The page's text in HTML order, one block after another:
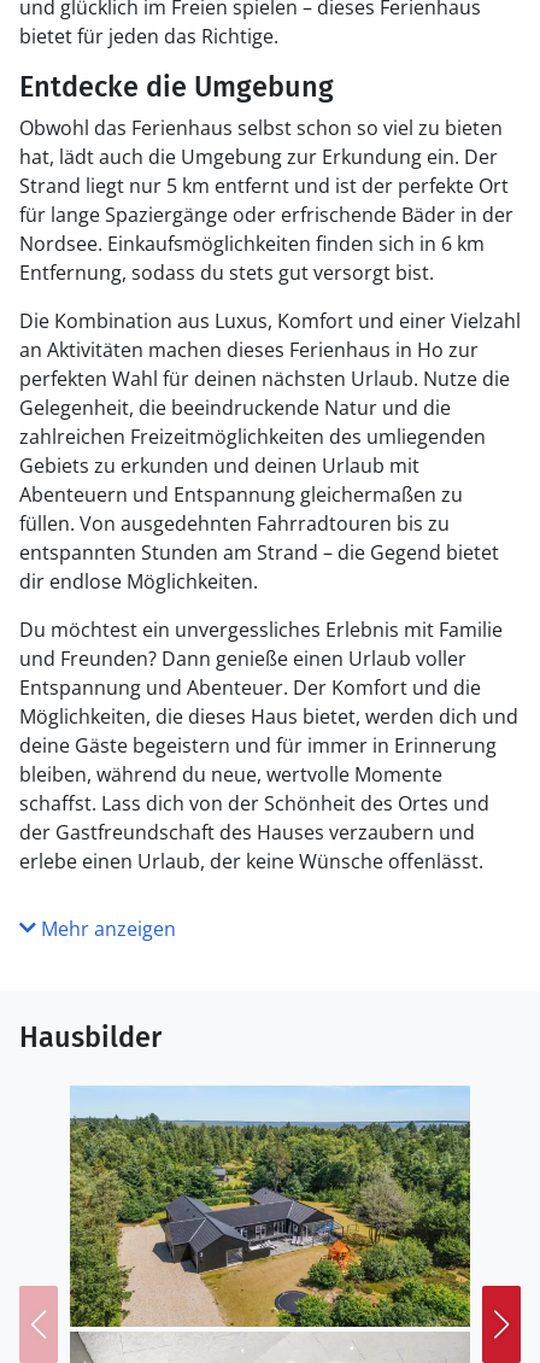
und glücklich im Freien spielen – dieses Ferienhaus
bietet für jeden das Richtige.
Entdecke die Umgebung
Obwohl das Ferienhaus selbst schon so viel zu bieten
hat, lädt auch die Umgebung zur Erkundung ein. Der
Strand liegt nur 5 km entfernt und ist der perfekte Ort
für lange Spaziergänge oder erfrischende Bäder in der
Nordsee. Einkaufsmöglichkeiten finden sich in 6 km
Entfernung, sodass du stets gut versorgt bist.
Die Kombination aus Luxus, Komfort und einer Vielzahl
an Aktivitäten machen dieses Ferienhaus in Ho zur
perfekten Wahl für deinen nächsten Urlaub. Nutze die
Gelegenheit, die beeindruckende Natur und die
zahlreichen Freizeitmöglichkeiten des umliegenden
Gebiets zu erkunden und deinen Urlaub mit
Abenteuern und Entspannung gleichermaßen zu
füllen. Von ausgedehnten Fahrradtouren bis zu
entspannten Stunden am Strand – die Gegend bietet
dir endlose Möglichkeiten.
Du möchtest ein unvergessliches Erlebnis mit Familie
und Freunden? Dann genieße einen Urlaub voller
Entspannung und Abenteuer. Der Komfort und die
Möglichkeiten, die dieses Haus bietet, werden dich und
deine Gäste begeistern und für immer in Erinnerung
bleiben, während du neue, wertvolle Momente
schaffst. Lass dich von der Schönheit des Ortes und
der Gastfreundschaft des Hauses verzaubern und
erlebe einen Urlaub, der keine Wünsche offenlässt.
Mehr anzeigen
Hausbilder